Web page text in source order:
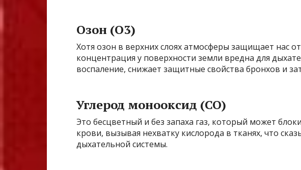
Озон (O3)
Хотя озон в верхних слоях атмосферы защищает нас
концентрация у поверхности земли вредна для
воспаление, снижает защитные свойства бронхов и
Углерод монооксид (CO)
Это бесцветный и без запаха газ, который может
крови, вызывая нехватку кислорода в тканях, что
дыхательной системы.